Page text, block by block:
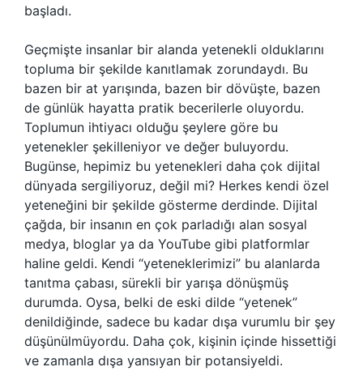
başladı.
Geçmişte insanlar bir alanda yetenekli olduklarını
topluma bir şekilde kanıtlamak zorundaydı. Bu
bazen bir at yarışında, bazen bir dövüşte, bazen
de günlük hayatta pratik becerilerle oluyordu.
Toplumun ihtiyacı olduğu şeylere göre bu
yetenekler şekilleniyor ve değer buluyordu.
Bugünse, hepimiz bu yetenekleri daha çok dijital
dünyada sergiliyoruz, değil mi? Herkes kendi özel
yeteneğini bir şekilde gösterme derdinde. Dijital
çağda, bir insanın en çok parladığı alan sosyal
medya, bloglar ya da YouTube gibi platformlar
haline geldi. Kendi “yeteneklerimizi” bu alanlarda
tanıtma çabası, sürekli bir yarışa dönüşmüş
durumda. Oysa, belki de eski dilde “yetenek”
denildiğinde, sadece bu kadar dışa vurumlu bir şey
düşünülmüyordu. Daha çok, kişinin içinde hissettiği
ve zamanla dışa yansıyan bir potansiyeldi.